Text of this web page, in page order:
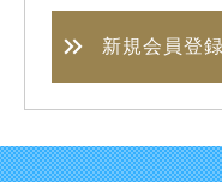
新規会員登録